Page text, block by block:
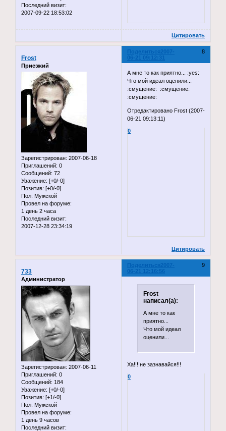
Последний визит:
2007-09-22 18:53:02
Цитировать
Поделиться 8
2007-
06-21 09:12:31
Frost
Приезжий
Зарегистрирован: 2007-06-18
Приглашений: 0
Сообщений: 72
Уважение: [+0/-0]
Позитив: [+0/-0]
Пол: Мужской
Провел на форуме:
1 день 2 часа
Последний визит:
2007-12-28 23:34:19
А мне то как приятно... :yes:
Что мой идеал оценили...
:смущение: :смущение:
:смущение:
Отредактировано Frost (2007-
06-21 09:13:11)
0
Цитировать
Поделиться 9
2007-
06-21 12:16:56
733
Администратор
Зарегистрирован: 2007-06-11
Приглашений: 0
Сообщений: 184
Уважение: [+0/-0]
Позитив: [+1/-0]
Пол: Мужской
Провел на форуме:
1 день 9 часов
Последний визит:
Frost
написал(а):
А мне то как
приятно...
Что мой идеал
оценили...
Ха!!!!не зазнавайся!!!
0